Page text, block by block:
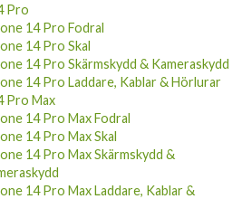
Pro
14 Pro Fodral
14 Pro Skal
14 Pro Skärmskydd & Kameraskydd
14 Pro Laddare, Kablar & Hörlurar
Pro Max
14 Pro Max Fodral
14 Pro Max Skal
14 Pro Max Skärmskydd &
14 Pro Max Laddare, Kablar &